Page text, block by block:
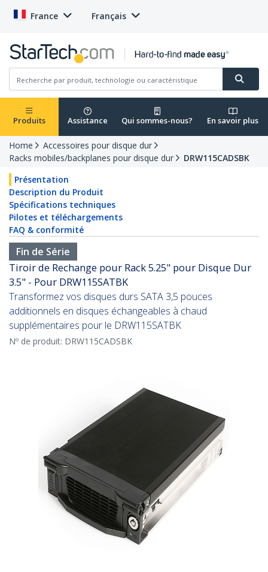
France Français
Produits Assistance Qui sommes-nous? En savoir plus
Home
Accessoires pour disque dur
Racks mobiles/backplanes pour disque dur
DRW115CADSBK
Présentation
Description du Produit
Spécifications techniques
Pilotes et téléchargements
FAQ & conformité
Fin de Série
Tiroir de Rechange pour Rack 5.25" pour Disque Dur
3.5" - Pour DRW115SATBK
Transformez vos disques durs SATA 3,5 pouces
additionnels en disques échangeables à chaud
supplémentaires pour le DRW115SATBK
Nº de produit: DRW115CADSBK